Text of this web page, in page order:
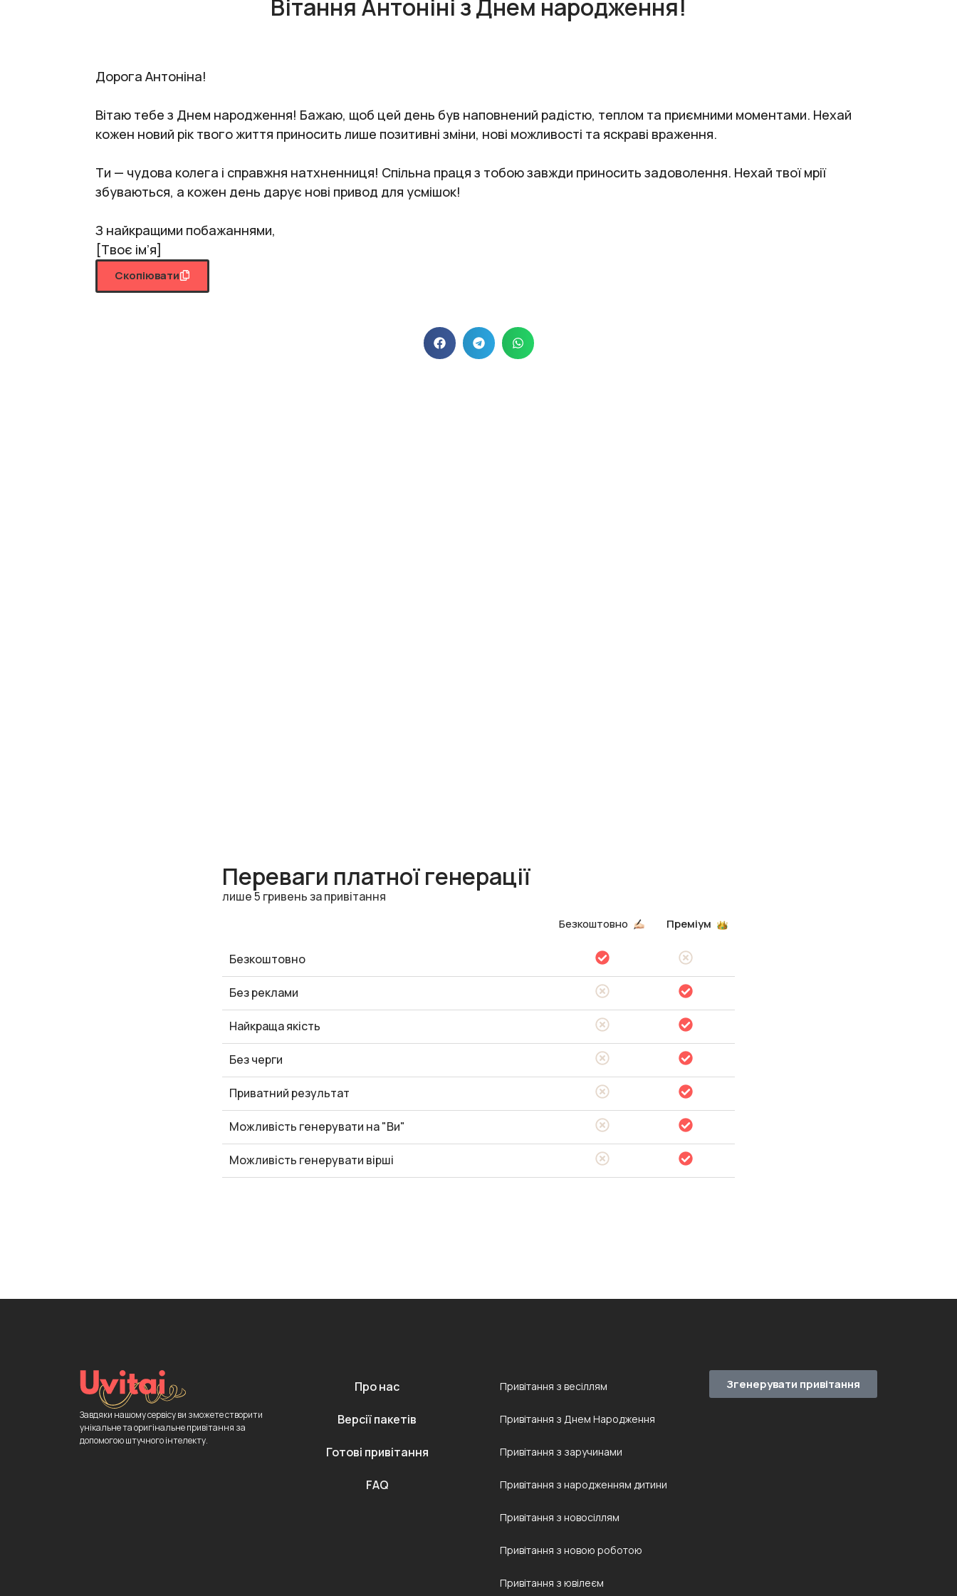
Вітання Антоніні з Днем народження!
Дорога Антоніна!
Вітаю тебе з Днем народження! Бажаю, щоб цей день був наповнений радістю, теплом та приємними моментами. Нехай
кожен новий рік твого життя приносить лише позитивні зміни, нові можливості та яскраві враження.
Ти — чудова колега і справжня натхненниця! Спільна праця з тобою завжди приносить задоволення. Нехай твої мрії
збуваються, а кожен день дарує нові привод для усмішок!
З найкращими побажаннями,
[Твоє ім’я]
Скопіювати
Переваги платної генерації
лише 5 гривень за привітання
Безкоштовно Преміум
Безкоштовно
Без реклами
Найкраща якість
Без черги
Приватний результат
Можливість генерувати на "Ви"
Можливість генерувати вірші
Завдяки нашому сервісу ви зможете створити
унікальне та оригінальне привітання за
допомогою штучного інтелекту.
Про нас
Версії пакетів
Готові привітання
FAQ
Привітання з весіллям
Привітання з Днем Народження
Привітання з заручинами
Привітання з народженням дитини
Привітання з новосіллям
Привітання з новою роботою
Привітання з ювілеєм
Згенерувати привітання